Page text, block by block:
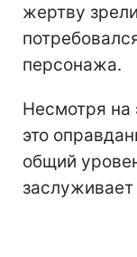
жертву
персонажа.
Несмотря на
это
общий